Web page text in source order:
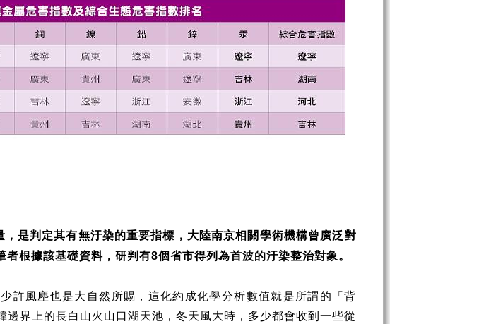
，是判定其有無汙染的重要指標，大陸南京相關學術機構曾廣泛對
者根據該基礎資料，研判有8個省市得列為首波的汙染整治對象。
許風塵也是大自然所賜，這化約成化學分析數值就是所謂的「背
界上的長白山火山口湖天池，冬天風大時，多少都會收到一些從